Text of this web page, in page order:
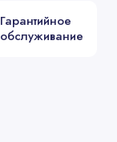
Гарантийное
обслуживание